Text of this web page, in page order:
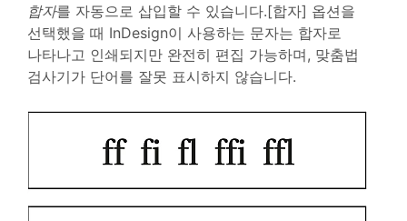
합자를 자동으로 삽입할 수 있습니다.[합자] 옵션을
선택했을 때 InDesign이 사용하는 문자는 합자로
나타나고 인쇄되지만 완전히 편집 가능하며, 맞춤법
검사기가 단어를 잘못 표시하지 않습니다.